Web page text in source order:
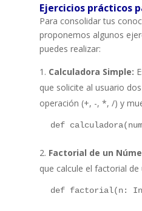
Ejercicios prácticos
Para consolidar tus
proponemos algunos
puedes realizar:
Calculadora Simple:
que solicite al usuario
operación (+, -, *, /) y
def
Factorial de un
que calcule el factorial
def factorial(n: